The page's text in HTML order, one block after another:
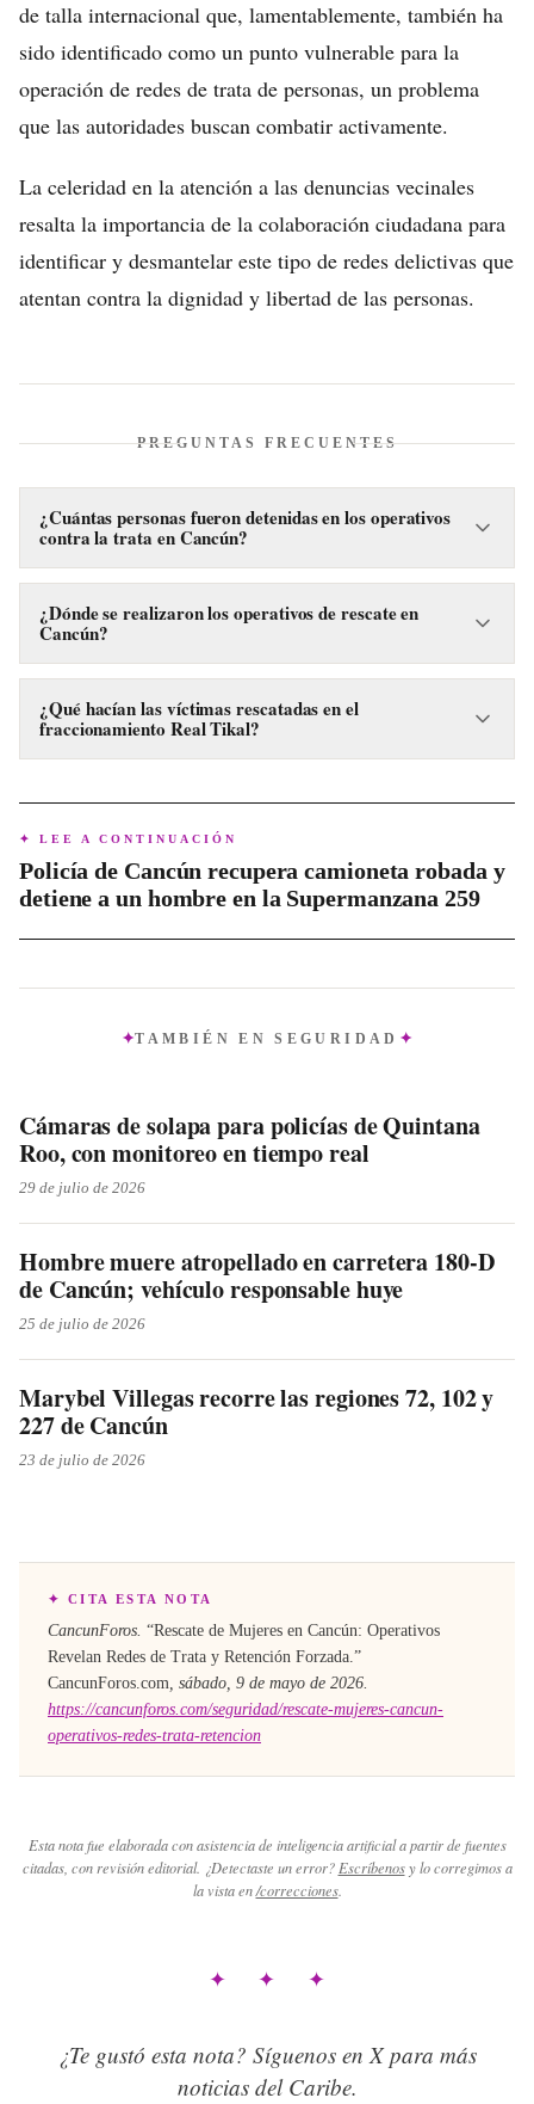
de talla internacional que, lamentablemente, también ha
sido identificado como un punto vulnerable para la
operación de redes de trata de personas, un problema
que las autoridades buscan combatir activamente.
La celeridad en la atención a las denuncias vecinales
resalta la importancia de la colaboración ciudadana para
identificar y desmantelar este tipo de redes delictivas que
atentan contra la dignidad y libertad de las personas.
PREGUNTAS FRECUENTES
¿Cuántas personas fueron detenidas en los operativos
contra la trata en Cancún?
Cuatro personas fueron detenidas en los operativos
realizados en Cancún, señaladas por delitos relacionados con
trata de personas y privación ilegal de la libertad.
¿Dónde se realizaron los operativos de rescate en
Cancún?
Los operativos se llevaron a cabo en un domicilio del
fraccionamiento Real Tikal, en la Supermanzana 38, y en
una vivienda de la Supermanzana 29, en la calle Varadero
con Playa Azul.
¿Qué hacían las víctimas rescatadas en el
fraccionamiento Real Tikal?
víctimas de prostitución ajena, obligadas a realizar servicios
sexuales por los cuales se cobraban entre dos mil 500 y tres
mil pesos.
✦ LEE A CONTINUACIÓN
Policía de Cancún recupera camioneta robada y
detiene a un hombre en la Supermanzana 259
TAMBIÉN ENSEGURIDAD
Cámaras de solapa para policías de Quintana
Roo, con monitoreo en tiempo real
29 de julio de 2026
Hombre muere atropellado en carretera 180-D
de Cancún; vehículo responsable huye
25 de julio de 2026
Marybel Villegas recorre las regiones 72, 102 y
227 de Cancún
23 de julio de 2026
✦ CITA ESTA NOTA
CancunForos. “Rescate de Mujeres en Cancún: Operativos
Revelan Redes de Trata y Retención Forzada.”
CancunForos.com, sábado, 9 de mayo de 2026.
https://cancunforos.com/seguridad/rescate-mujeres-cancun-
operativos-redes-trata-retencion
Esta nota fue elaborada con asistencia de inteligencia artificial a partir de fuentes
citadas, con revisión editorial. ¿Detectaste un error? Escríbenos y lo corregimos a
la vista en /correcciones.
✦ ✦ ✦
¿Te gustó esta nota? Síguenos en X para más
noticias del Caribe.